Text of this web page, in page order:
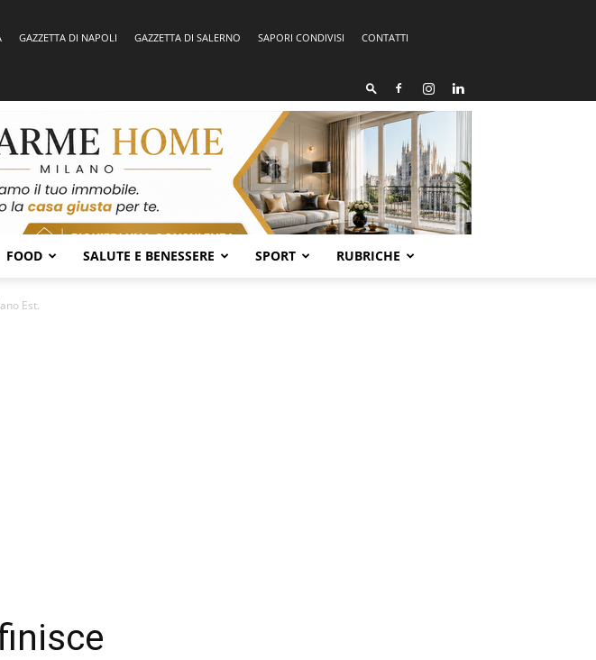
GAZZETTA DI NAPOLI GAZZETTA DI SALERNO SAPORI CONDIVISI
CONTATTI
FOOD SALUTE E BENESSERE SPORT RUBRICHE
Est.